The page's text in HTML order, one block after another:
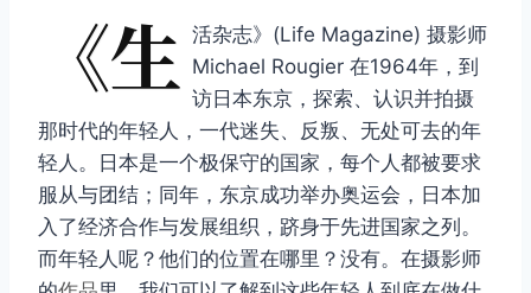
《生 活杂志》(Life Magazine) 摄影师
Michael Rougier 在1964年，到
访日本东京，探索、认识并拍摄
那时代的年轻人，一代迷失、反叛、无处可去的年
轻人。日本是一个极保守的国家，每个人都被要求
服从与团结；同年，东京成功举办奥运会，日本加
入了经济合作与发展组织，跻身于先进国家之列。
而年轻人呢？他们的位置在哪里？没有。在摄影师